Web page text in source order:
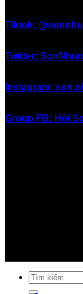
Tiktok:
Twitter:
Instagram:
Group FB: Hội
Tìm
kiếm: